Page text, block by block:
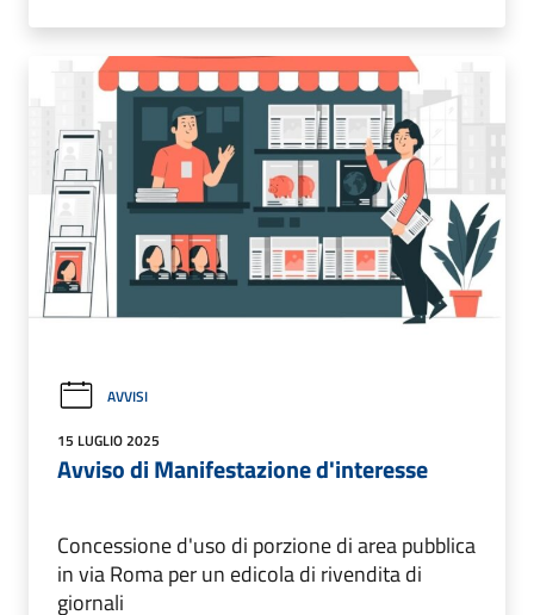
AVVISI
15 LUGLIO 2025
Avviso di Manifestazione d'interesse
Concessione d'uso di porzione di area pubblica
in via Roma per un edicola di rivendita di
giornali